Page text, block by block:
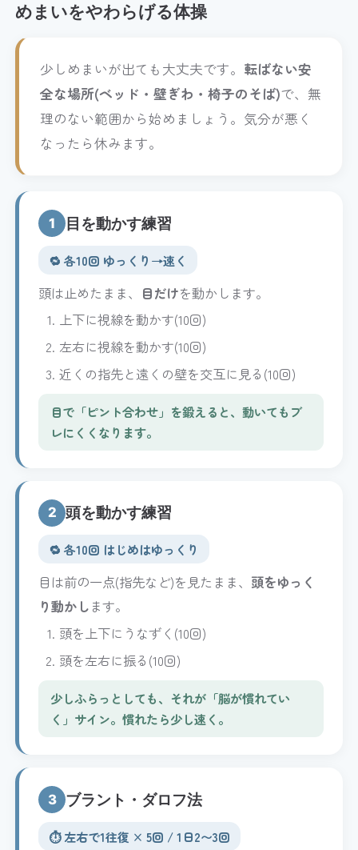
めまいをやわらげる体操
少しめまいが出ても大丈夫です。 転ばない安
全な場所(ベッド・壁ぎわ・椅子のそば)で、無
理のない範囲から始めましょう。気分が悪く
なったら休みます。
1 目を動かす練習
🔁 各10回 ゆっくり→速く
頭は止めたまま、 目だけを動かします。
上下に視線を動かす(10回)
左右に視線を動かす(10回)
近くの指先と遠くの壁を交互に見る(10回)
目で「ピント合わせ」を鍛えると、動いてもブ
レにくくなります。
2 頭を動かす練習
🔁 各10回 はじめはゆっくり
目は前の一点(指先など)を見たまま、 頭をゆっく
り動かし ます。
頭を上下にうなずく(10回)
頭を左右に振る(10回)
少しふらっとしても、それが「脳が慣れてい
く」サイン。慣れたら少し速く。
3 ブラント・ダロフ法
⏱️ 左右で1往復 × 5回 / 1日2〜3回